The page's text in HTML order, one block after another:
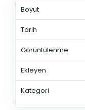
Boyut
Tarih
Görüntülenme
Ekleyen
Kategori